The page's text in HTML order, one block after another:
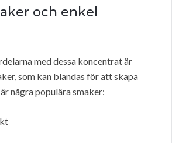
och enkel
med dessa koncentrat är
som kan blandas för att skapa
några populära smaker: